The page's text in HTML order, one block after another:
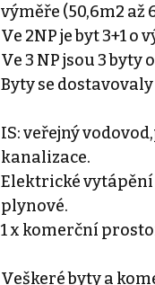
výměře (50,6m2 až
Ve 2NP je byt 3+1
Ve 3 NP jsou 3 byty
Byty se
IS: veřejný
kanalizace.
Elektrické
plynové.
1 x komerční
Veškeré byty a